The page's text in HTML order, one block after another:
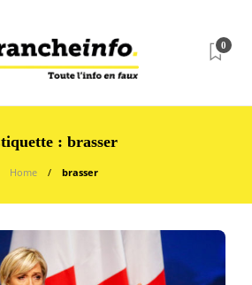
0
: brasser
Home brasser